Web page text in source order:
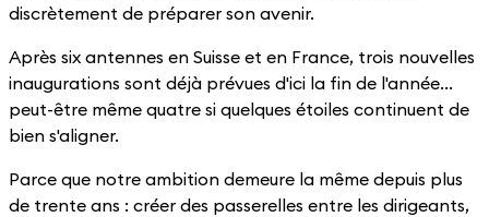
discrètement de préparer son avenir.
Après six antennes en Suisse et en France, trois nouvelles
inaugurations sont déjà prévues d'ici la fin de l'année...
peut-être même quatre si quelques étoiles continuent de
bien s'aligner.
Parce que notre ambition demeure la même depuis plus
de trente ans : créer des passerelles entre les dirigeants,